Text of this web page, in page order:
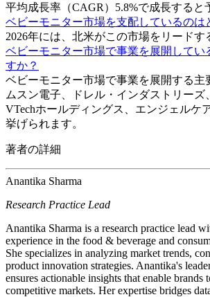
平均成長率（CAGR）5.8%で成長すると
ベビーモニター市場を支配しているのは
2026年には、北米がこの市場をリードす
ベビーモニター市場で事業を展開してい
すか？
ベビーモニター市場で事業を展開する主
ムスン電子、ドレル・インダストリーズ
VTechホールディングス、エンジェルケ
挙げられます。
著者の詳細
Anantika Sharma
Research Practice Lead
Anantika Sharma is a research practice lead
experience in the food & beverage and
She specializes in analyzing market trends,
product innovation strategies. Anantika's
ensures actionable insights that enable brands
competitive markets. Her expertise bridges